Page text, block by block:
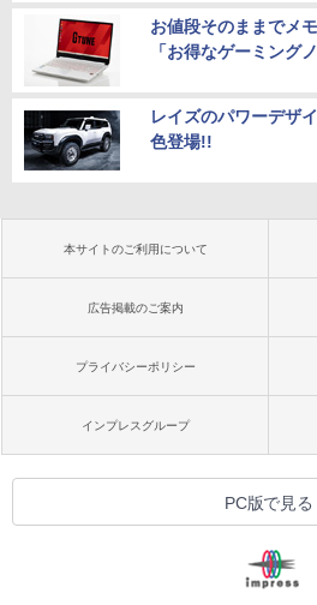
お値段そのままでメ
「お得なゲーミング
レイズのパワーデザ
色登場!!
本サイトのご利用について
広告掲載のご案内
プライバシーポリシー
インプレスグループ
PC版で見る